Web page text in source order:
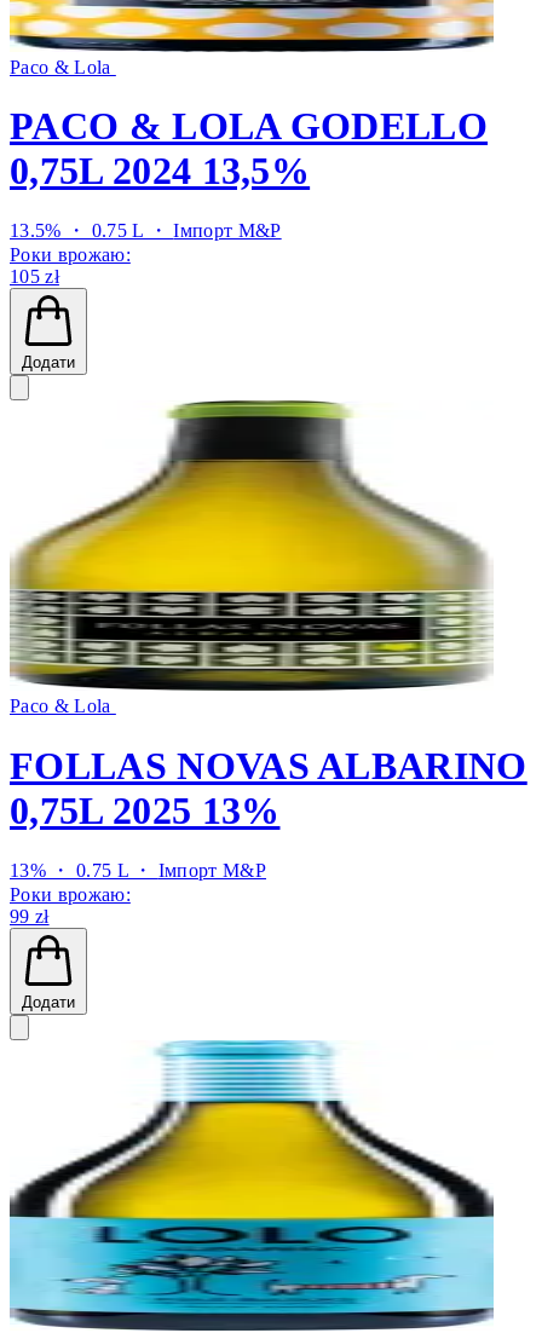
Paco & Lola
PACO & LOLA GODELLO
0,75L 2024 13,5%
13.5% ・ 0.75 L ・Імпорт M&P
Роки врожаю:
105 zł
Додати
Paco & Lola
FOLLAS NOVAS ALBARINO
0,75L 2025 13%
13% ・ 0.75 L ・ Імпорт M&P
Роки врожаю:
99 zł
Додати